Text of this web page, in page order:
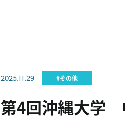
2025.11.29 #その他
第4回沖縄大学